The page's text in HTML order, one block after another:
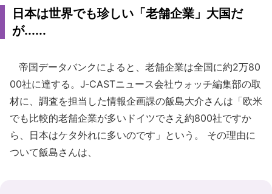
日本は世界でも珍しい「老舗企業」大国だ
が......
帝国データバンクによると、老舗企業は全国に約2万80
00社に達する。J‐CASTニュース会社ウォッチ編集部の取
材に、調査を担当した情報企画課の飯島大介さんは「欧米
でも比較的老舗企業が多いドイツでさえ約800社ですか
ら、日本はケタ外れに多いのです」という。 その理由に
ついて飯島さんは、